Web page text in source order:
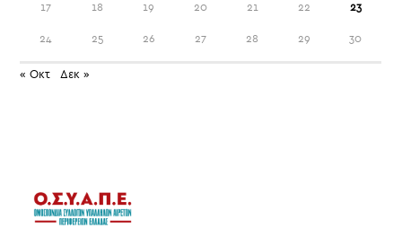
17 18 19 20 21 22 23
24 25 26 27 28 29 30
« Οκτ Δεκ »